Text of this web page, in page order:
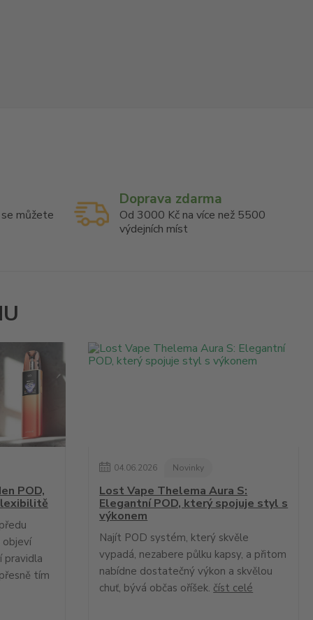
můžete
Doprava zdarma
Od 3000 Kč na více než 5500
výdejních míst
POD,
objeví
pravidla
tím
04.06.2026 Novinky
Lost Vape Thelema Aura S:
Elegantní POD, který spojuje styl s
výkonem
Najít POD systém, který skvěle
vypadá, nezabere půlku kapsy, a přitom
nabídne dostatečný výkon a skvělou
chuť, bývá občas oříšek. číst celé